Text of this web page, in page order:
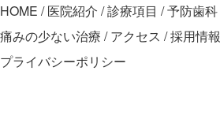
HOME 医院紹介 診療項目 予防歯科
痛みの少ない治療
アクセス 採用情報
プライバシーポリシー